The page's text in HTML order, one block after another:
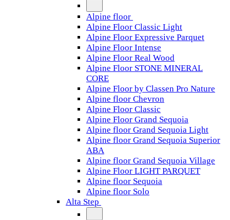
Alpine floor
Alpine Floor Classic Light
Alpine Floor Expressive Parquet
Alpine Floor Intense
Alpine Floor Real Wood
Alpine Floor STONE MINERAL
CORE
Alpine Floor by Classen Pro Nature
Alpine floor Chevron
Alpine Floor Classic
Alpine Floor Grand Sequoia
Alpine floor Grand Sequoia Light
Alpine floor Grand Sequoia Superior
ABA
Alpine floor Grand Sequoia Village
Alpine Floor LIGHT PARQUET
Alpine floor Sequoia
Alpine floor Solo
Alta Step